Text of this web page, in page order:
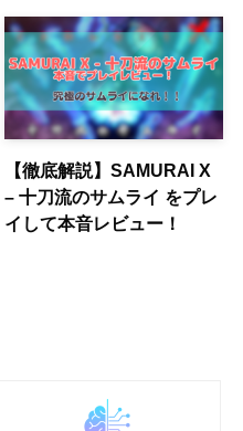
【徹底解説】SAMURAI X
– 十刀流のサムライ をプレ
イして本音レビュー！